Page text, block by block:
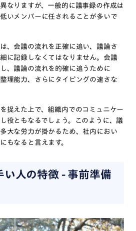
なりますが、一般的に議事録の作成は
いメンバーに任されることが多いで
、会議の流れを正確に追い、議論さ
に記録しなくてはなりません。会議
、議論の流れを的確に追うために
理能力、さらにタイピングの速さな
捉えた上で、組織内でのコミュニケー
役ともなるでしょう。このように、議
大な労力が掛かるため、社内におい
もなると言えます。
い人の特徴 - 事前準備